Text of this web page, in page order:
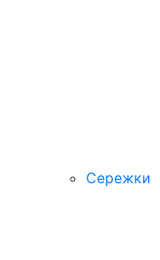
Сережки